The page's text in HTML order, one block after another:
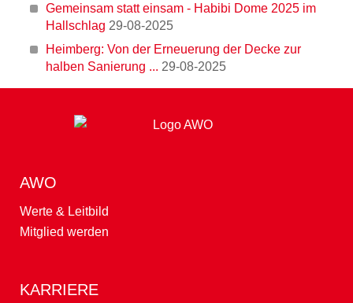
Die Bezahlkarte für Geflüchtete: Mehr Kontrolle, weniger
Teilhabe - Teil 2
und Realität
Gemeinsam statt einsam - Habibi Dome 2025 im
Hallschlag 29-08-2025
Heimberg: Von der Erneuerung der Decke zur
halben Sanierung ... 29-08-2025
AWO
Werte & Leitbild
Mitglied werden
KARRIERE